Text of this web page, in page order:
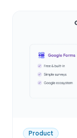
Product